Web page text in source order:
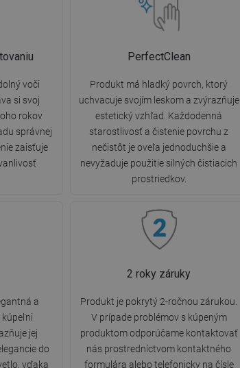
voči
si svoj
rokov
správnej
zaisťuje
PerfectClean
Produkt má hladký povrch, ktorý
uchvacuje svojím leskom a zvýrazňuje
estetický vzhľad. Každodenná
starostlivosť a čistenie povrchu z
nečistôt je oveľa jednoduchšie a
nevyžaduje použitie silných čistiacich
prostriedkov.
a
kúpeľni
jej
do
vďaka
2 roky záruky
Produkt je pokrytý 2-ročnou zárukou.
V prípade problémov s kúpeným
produktom odporúčame kontaktovať
nás prostredníctvom kontaktného
formulára alebo telefonicky na čísle